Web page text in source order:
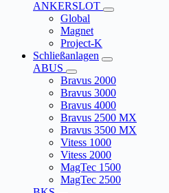
ANKERSLOT
Global
Magnet
Project-K
Schließanlagen
ABUS
Bravus 2000
Bravus 3000
Bravus 4000
Bravus 2500 MX
Bravus 3500 MX
Vitess 1000
Vitess 2000
MagTec 1500
MagTec 2500